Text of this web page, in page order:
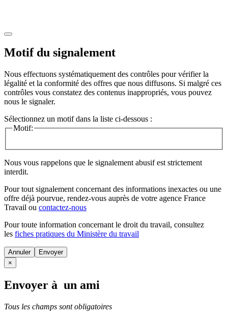
Motif du signalement
Nous effectuons systématiquement des contrôles pour vérifier la
légalité et la conformité des offres que nous diffusons. Si malgré ces
contrôles vous constatez des contenus inappropriés, vous pouvez
nous le signaler.
Sélectionnez un motif dans la liste ci-dessous :
Motif:
Nous vous rappelons que le signalement abusif est strictement
interdit.
Pour tout signalement concernant des informations inexactes ou une
offre déjà pourvue, rendez-vous auprès de votre agence France
Travail ou contactez-nous
Pour toute information concernant le droit du travail, consultez
les fiches pratiques du Ministère du travail
Annuler
×
Envoyer à un ami
Tous les champs sont obligatoires